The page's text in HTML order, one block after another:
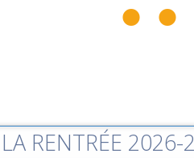
RENTRÉE 2026-